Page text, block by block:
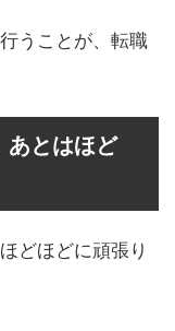
うことが、転職
あとはほど
どほどに頑張り